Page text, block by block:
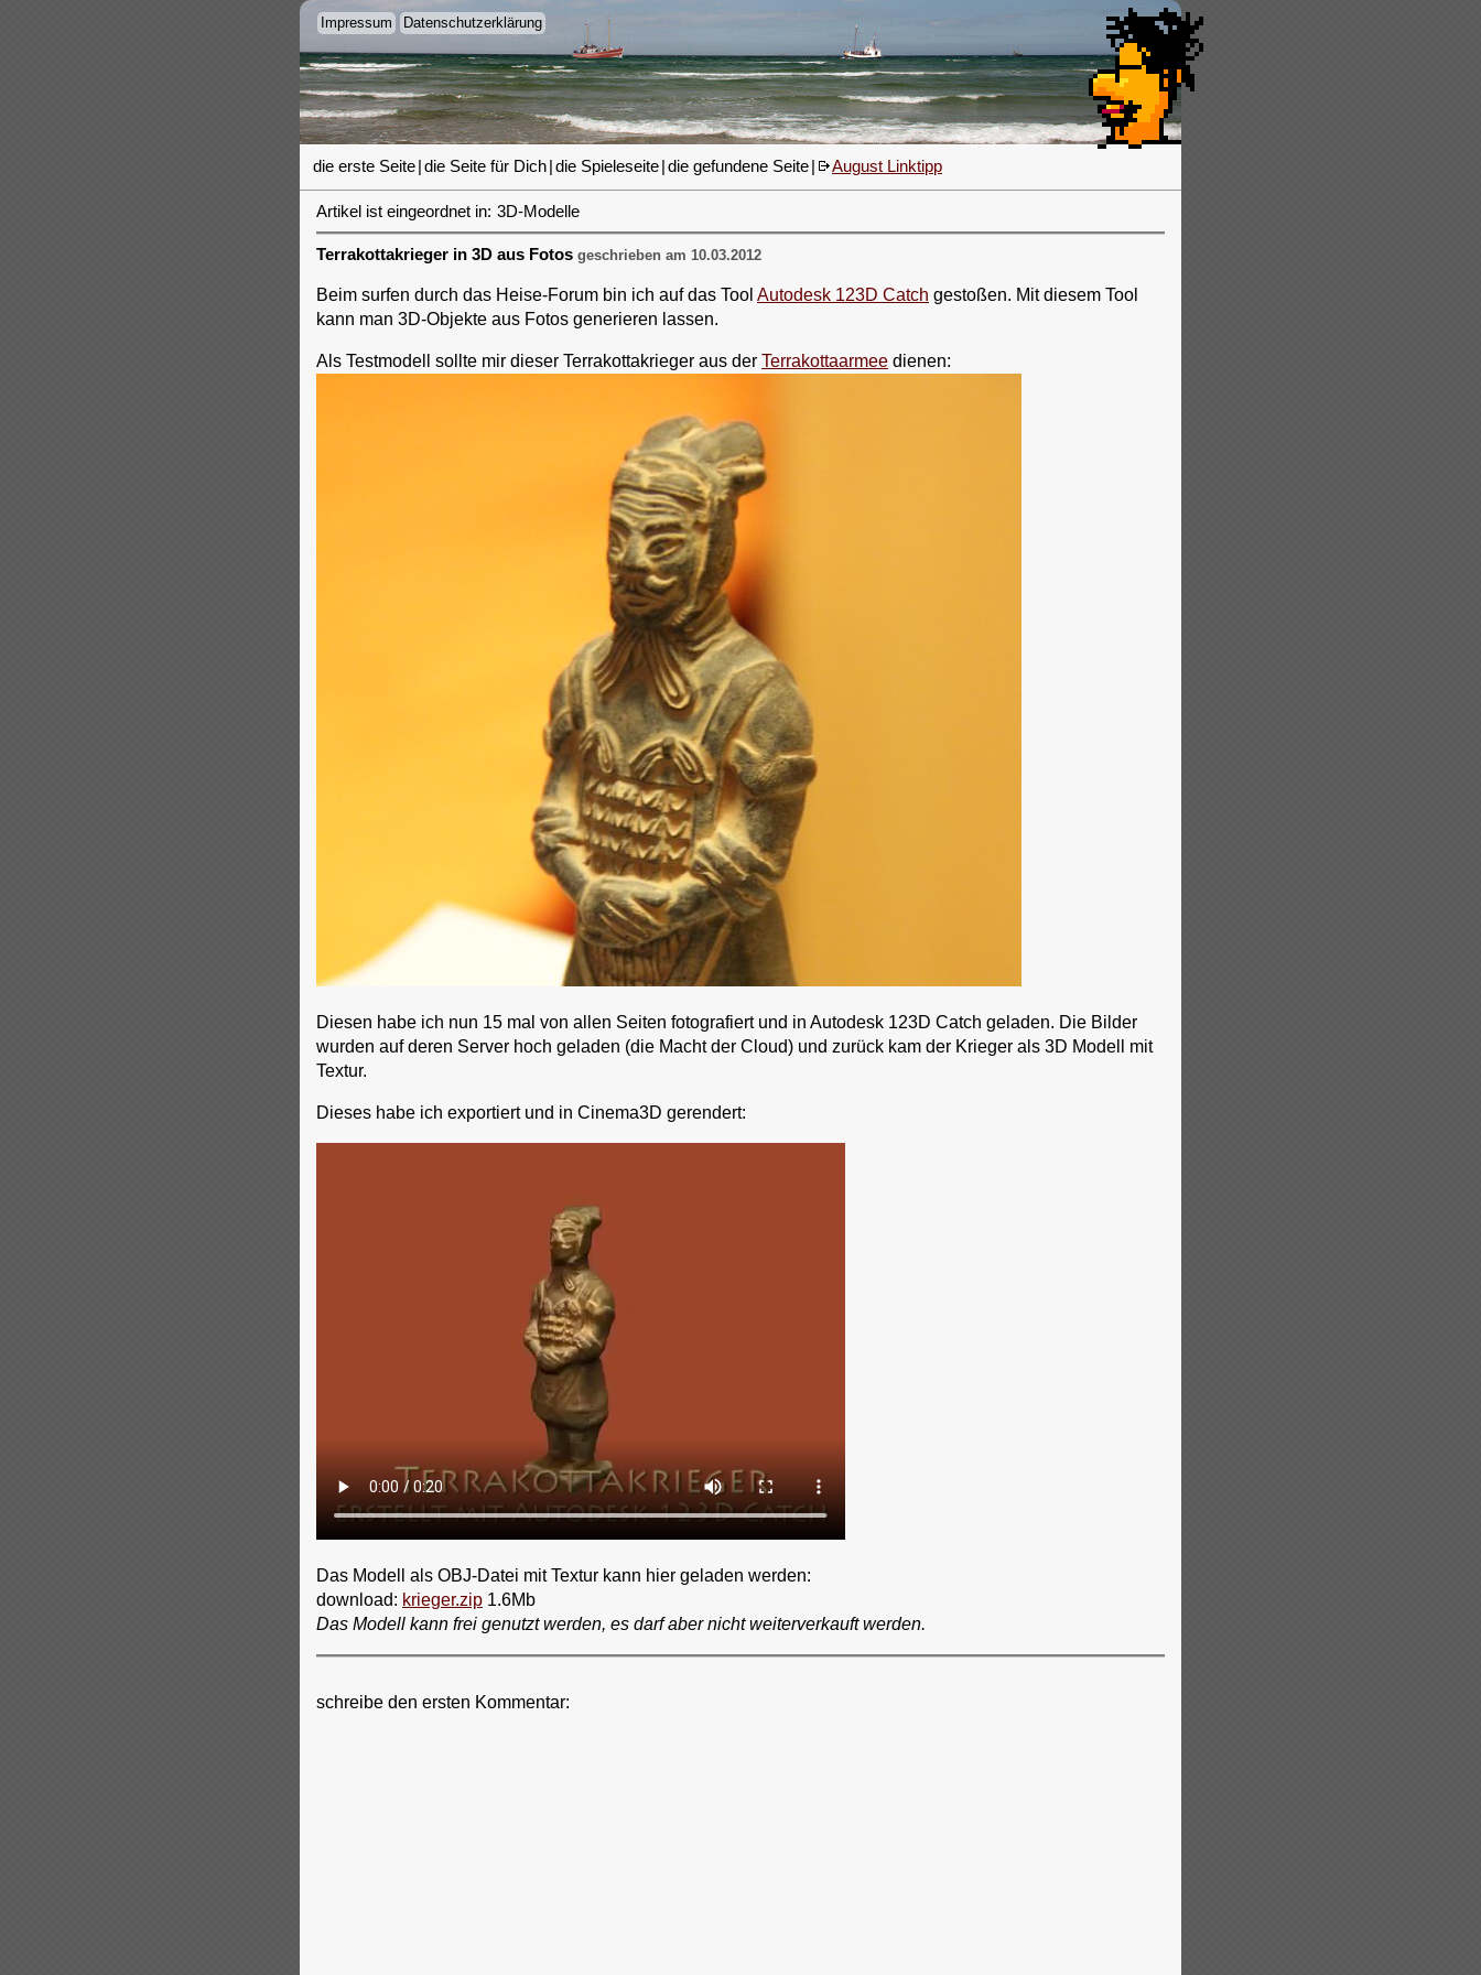
Impressum Datenschutzerklärung
die erste Seite die Seite für Dich die Spieleseite die gefundene Seite August Linktipp
Artikel ist eingeordnet in: 3D-Modelle
Terrakottakrieger in 3D aus Fotos geschrieben am 10.03.2012
Beim surfen durch das Heise-Forum bin ich auf das Tool Autodesk 123D Catch gestoßen. Mit diesem Tool
kann man 3D-Objekte aus Fotos generieren lassen.
Als Testmodell sollte mir dieser Terrakottakrieger aus der Terrakottaarmee dienen:
Diesen habe ich nun 15 mal von allen Seiten fotografiert und in Autodesk 123D Catch geladen. Die Bilder
wurden auf deren Server hoch geladen (die Macht der Cloud) und zurück kam der Krieger als 3D Modell mit
Textur.
Dieses habe ich exportiert und in Cinema3D gerendert:
Das Modell als OBJ-Datei mit Textur kann hier geladen werden:
download: krieger.zip 1.6Mb
Das Modell kann frei genutzt werden, es darf aber nicht weiterverkauft werden.
schreibe den ersten Kommentar: